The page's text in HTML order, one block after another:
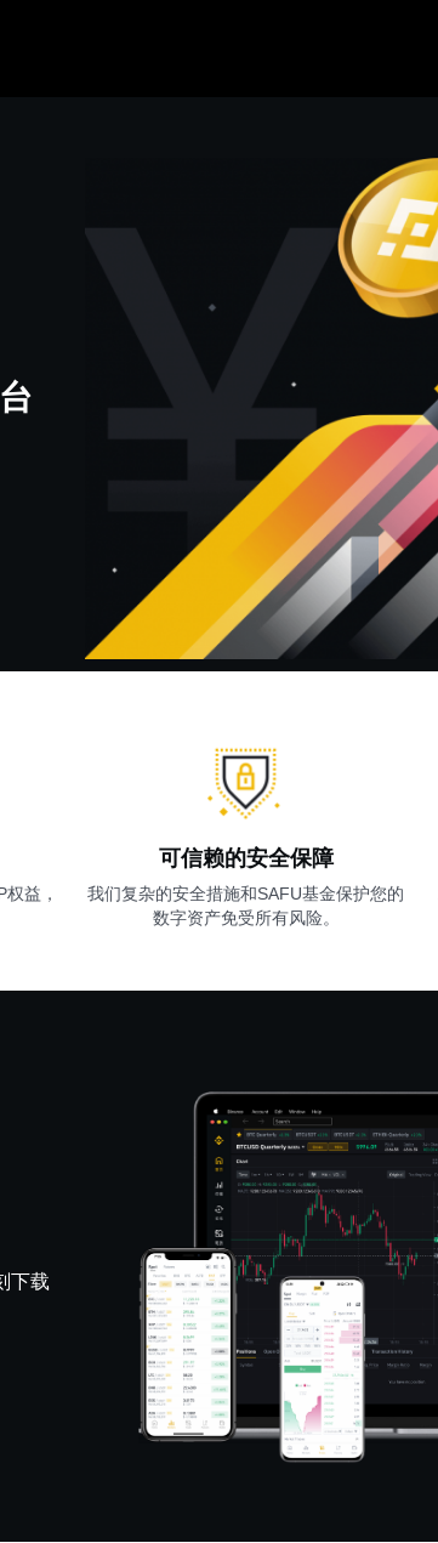
益，
可信赖的安全保障
我们复杂的安全措施和SAFU基金保护您的
数字资产免受所有风险。
下载